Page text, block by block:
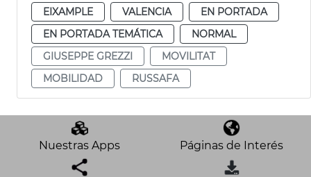
EIXAMPLE
VALENCIA
EN PORTADA
EN PORTADA TEMÁTICA
NORMAL
GIUSEPPE GREZZI
MOVILITAT
MOBILIDAD
RUSSAFA
Nuestras Apps Páginas de Interés